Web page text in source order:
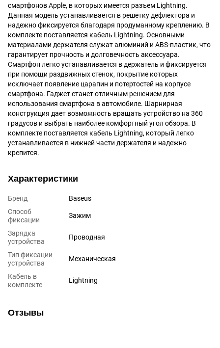
смартфонов Apple, в которых имеется разъем Lightning.
Данная модель устанавливается в решетку дефлектора и
надежно фиксируется благодаря продуманному креплению. В
комплекте поставляется кабель Lightning. Основными
материалами держателя служат алюминий и ABS-пластик, что
гарантирует прочность и долговечность аксессуара.
Смартфон легко устанавливается в держатель и фиксируется
при помощи раздвижных стенок, покрытие которых
исключает появление царапин и потертостей на корпусе
смартфона. Гаджет станет отличным решением для
использования смартфона в автомобиле. Шарнирная
конструкция дает возможность вращать устройство на 360
градусов и выбрать наиболее комфортный угол обзора. В
комплекте поставляется кабель Lightning, который легко
устанавливается в нижней части держателя и надежно
крепится.
Характеристики
Бренд
Baseus
Способ
фиксации
Зажим
Зарядка
устройства
Проводная
Тип фиксации
устройства
Механическая
Кабель в
комплекте
Lightning
Отзывы